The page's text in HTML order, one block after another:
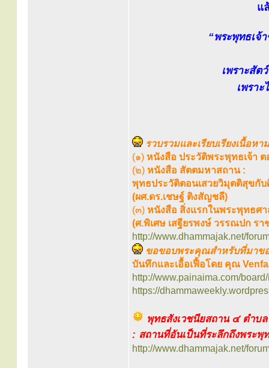
แ
“พระพุทธเจ้
เพราะสัต
เพรา
รวบรวมและเรียบเรียงเนื้อหา
(๑) หนังสือ ประวัติพระพุทธเจ้า
(๒) หนังสือ สัตตมหาสถาน :
พุทธประวัติตอนเสวยวิมุตติสุขกับ
(ผศ.ดร.เชษฐ์ ติงสัญชลี)
(๓) หนังสือ สิ่งแรกในพระพุทธศ
(ศ.พิเศษ เสฐียรพงษ์ วรรณปก ร
http://www.dhammajak.net/
ขอขอบพระคุณสำหรับที่มาข
บันทึกและเอื้อเฟื้อโดย คุณ
http://www.painaima.com/
https://
พุทธสังเวชนียสถาน ๔ ตำบล
: สถานที่อันเป็นที่ระลึกถึงพระพุ
http://www.dhammajak.net/